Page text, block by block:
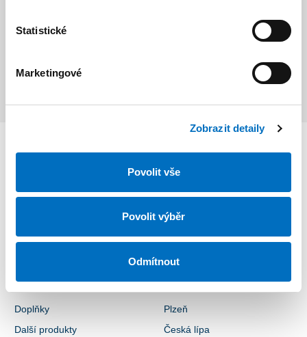
Statistické
Marketingové
Zobrazit detaily
Povolit vše
Povolit výběr
Odmítnout
Váš pohled do budoucnosti.
Okna
Doplňky
Další produkty
Pobočky
Praha 4
Plzeň
Česká lípa